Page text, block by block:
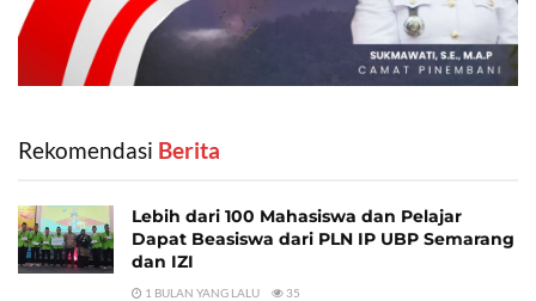
Rekomendasi ‎ Berita
Lebih dari 100 Mahasiswa dan Pelajar
Dapat Beasiswa dari PLN IP UBP Semarang
dan IZI
1 BULAN YANG LALU 35